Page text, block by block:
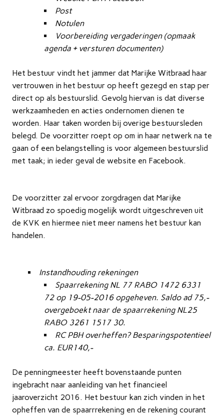
Post
Notulen
Voorbereiding vergaderingen (opmaak
agenda + versturen documenten)
Het bestuur vindt het jammer dat Marijke Witbraad haar
vertrouwen in het bestuur op heeft gezegd en stap per
direct op als bestuurslid. Gevolg hiervan is dat diverse
werkzaamheden en acties ondernomen dienen te
worden. Haar taken worden bij overige bestuursleden
belegd. De voorzitter roept op om in haar netwerk na te
gaan of een belangstelling is voor algemeen bestuurslid
met taak; in ieder geval de website en Facebook.
De voorzitter zal ervoor zorgdragen dat Marijke
Witbraad zo spoedig mogelijk wordt uitgeschreven uit
de KVK en hiermee niet meer namens het bestuur kan
handelen.
Instandhouding rekeningen
Spaarrekening NL 77 RABO 1472 6331
72 op 19-05-2016 opgeheven. Saldo ad 75,-
overgeboekt naar de spaarrekening NL25
RABO 3261 1517 30.
RC PBH overheffen? Besparingspotentieel
ca. EUR140,-
De penningmeester heeft bovenstaande punten
ingebracht naar aanleiding van het financieel
jaaroverzicht 2016. Het bestuur kan zich vinden in het
opheffen van de spaarrrekening en de rekening courant